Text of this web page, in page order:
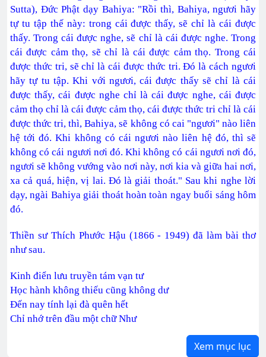
Sutta), Đức Phật dạy Bahiya: "Rồi thì, Bahiya, ngươi hãy
tự tu tập thế này: trong cái được thấy, sẽ chỉ là cái được
thấy. Trong cái được nghe, sẽ chỉ là cái được nghe. Trong
cái được cảm thọ, sẽ chỉ là cái được cảm thọ. Trong cái
được thức tri, sẽ chỉ là cái được thức tri. Đó là cách ngươi
hãy tự tu tập. Khi với ngươi, cái được thấy sẽ chỉ là cái
được thấy, cái được nghe chỉ là cái được nghe, cái được
cảm thọ chỉ là cái được cảm thọ, cái được thức tri chỉ là cái
được thức tri, thì, Bahiya, sẽ không có cai "ngươi" nào liên
hệ tới đó. Khi không có cái ngươi nào liên hệ đó, thì sẽ
không có cái ngươi nơi đó. Khi không có cái ngươi nơi đó,
ngươi sẽ không vướng vào nơi này, nơi kia và giữa hai nơi,
xa cả quá, hiện, vị lai. Đó là giải thoát." Sau khi nghe lời
dạy, ngài Bahiya giải thoát hoàn toàn ngay buổi sáng hôm
đó.
Thiền sư Thích Phước Hậu (1866 - 1949) đã làm bài thơ
như sau.
Kinh điển lưu truyền tám vạn tư
Học hành không thiếu cũng không dư
Đến nay tính lại đà quên hết
Chỉ nhớ trên đầu một chữ Như
Xem mục lục